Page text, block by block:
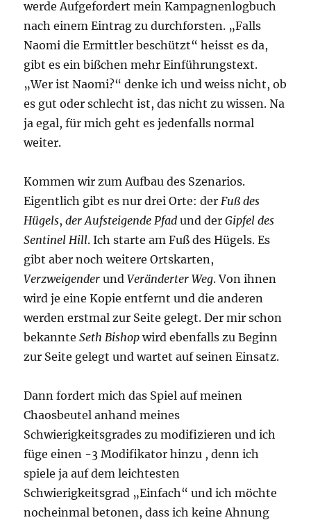
werde Aufgefordert mein Kampagnenlogbuch
nach einem Eintrag zu durchforsten. „Falls
Naomi die Ermittler beschützt“ heisst es da,
gibt es ein bißchen mehr Einführungstext.
„Wer ist Naomi?“ denke ich und weiss nicht, ob
es gut oder schlecht ist, das nicht zu wissen. Na
ja egal, für mich geht es jedenfalls normal
weiter.
Kommen wir zum Aufbau des Szenarios.
Eigentlich gibt es nur drei Orte: der Fuß des
Hügels,der Aufsteigende Pfad und derGipfel des
Sentinel Hill. Ich starte am Fuß des Hügels. Es
gibt aber noch weitere Ortskarten,
Verzweigender undVeränderter Weg. Von ihnen
wird je eine Kopie entfernt und die anderen
werden erstmal zur Seite gelegt. Der mir schon
bekannteSeth Bishop wird ebenfalls zu Beginn
zur Seite gelegt und wartet auf seinen Einsatz.
Dann fordert mich das Spiel auf meinen
Chaosbeutel anhand meines
Schwierigkeitsgrades zu modifizieren und ich
füge einen -3 Modifikator hinzu , denn ich
spiele ja auf dem leichtesten
Schwierigkeitsgrad „Einfach“ und ich möchte
nocheinmal betonen, dass ich keine Ahnung